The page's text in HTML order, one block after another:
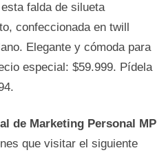
falda de silueta
confeccionada en twill
Elegante y cómoda para
especial: $59.999. Pídela
de Marketing Personal MP
que visitar el siguiente